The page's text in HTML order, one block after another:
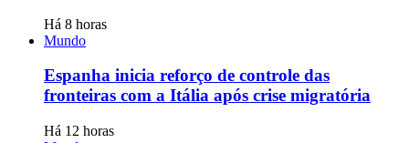
Há 8 horas
Mundo
Espanha inicia reforço de controle das
fronteiras com a Itália após crise migratória
Há 12 horas